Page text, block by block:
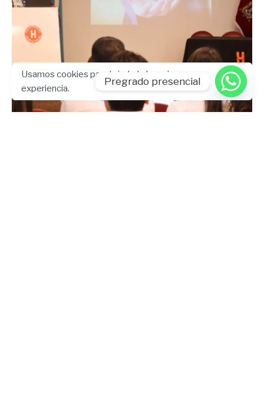
Enviado por
Usamos cookies para brindarle la mejor
experiencia.
Pregrado presencial